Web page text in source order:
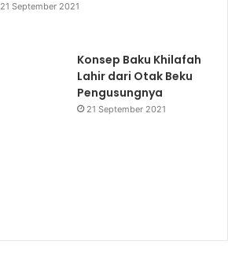
21 September 2021
Konsep Baku Khilafah
Lahir dari Otak Beku
Pengusungnya
21 September 2021